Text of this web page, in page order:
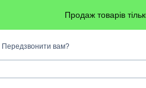
Продаж товарів
Передзвонити вам?